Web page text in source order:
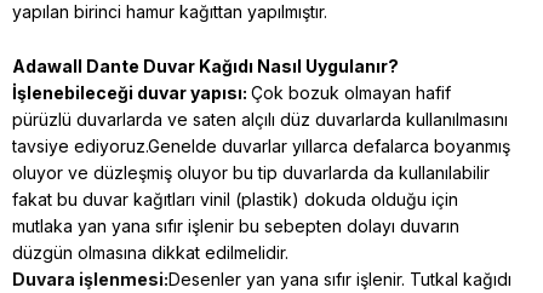
yapılan birinci hamur kağıttan yapılmıştır.
Adawall Dante Duvar Kağıdı Nasıl Uygulanır?
İşlenebileceği duvar yapısı: Çok bozuk olmayan hafif
pürüzlü duvarlarda ve saten alçılı düz duvarlarda kullanılmasını
tavsiye ediyoruz.Genelde duvarlar yıllarca defalarca boyanmış
oluyor ve düzleşmiş oluyor bu tip duvarlarda da kullanılabilir
fakat bu duvar kağıtları vinil (plastik) dokuda olduğu için
mutlaka yan yana sıfır işlenir bu sebepten dolayı duvarın
düzgün olmasına dikkat edilmelidir.
Duvara işlenmesi:Desenler yan yana sıfır işlenir. Tutkal kağıdı